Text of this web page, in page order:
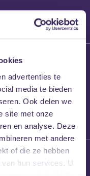
advertenties te
media te bieden
Ook delen we
site met onze
en analyse. Deze
met andere
of die ze hebben
hun services. U
2026
Blog:
Kalf
2026
Blog: High